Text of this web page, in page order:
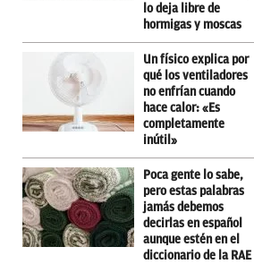
lo deja libre de
hormigas y moscas
Un físico explica por
qué los ventiladores
no enfrían cuando
hace calor: «Es
completamente
inútil»
Poca gente lo sabe,
pero estas palabras
jamás debemos
decirlas en español
aunque estén en el
diccionario de la RAE